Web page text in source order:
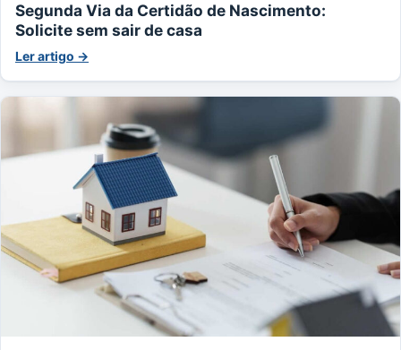
Segunda Via da Certidão de Nascimento:
Solicite sem sair de casa
Ler artigo →